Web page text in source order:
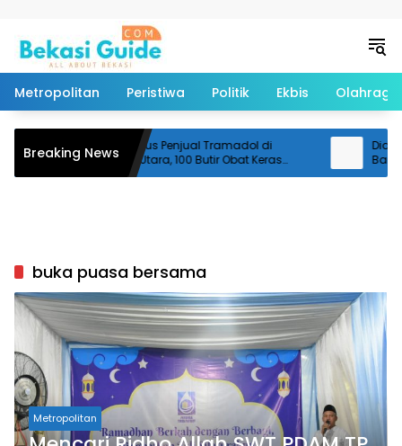
Metropolitan Peristiwa Politik Ekbis Olahraga
Breaking NewsPolisi Ringkus Penjual Tramadol di
Cikarang Utara, 100 Butir Obat Keras
Disita
Diduga
buka puasa bersama
Metropolitan